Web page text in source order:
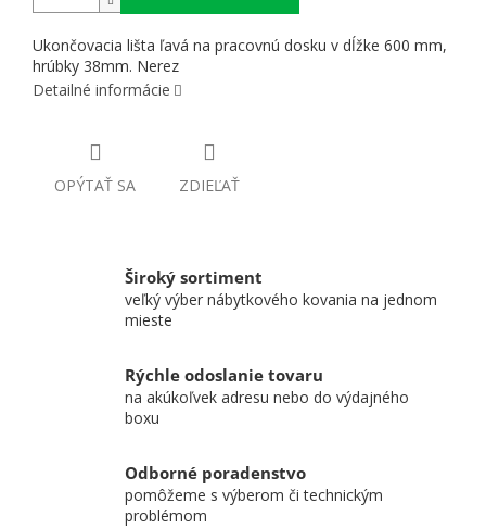
Ukončovacia lišta ľavá na pracovnú dosku v dĺžke 600 mm,
hrúbky 38mm. Nerez
Detailné informácie
OPÝTAŤ SA ZDIEĽAŤ
Široký sortiment
veľký výber nábytkového kovania na jednom
mieste
Rýchle odoslanie tovaru
na akúkoľvek adresu nebo do výdajného
boxu
Odborné poradenstvo
pomôžeme s výberom či technickým
problémom